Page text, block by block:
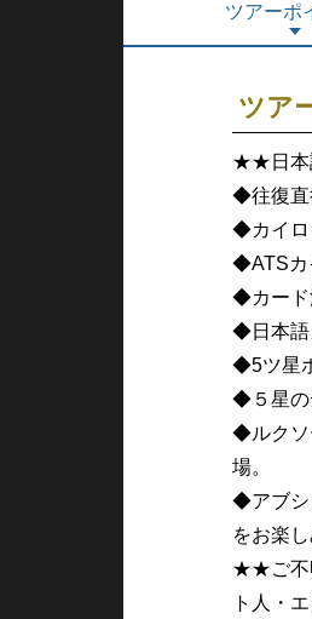
ツアーポ
ツア
★★日本
◆往復
◆カイロ
◆ATSカ
◆カード
◆日本語
◆5ツ星
◆５星の
◆ルクソ
場。
◆アブシ
をお楽し
★★ご不
ト人・